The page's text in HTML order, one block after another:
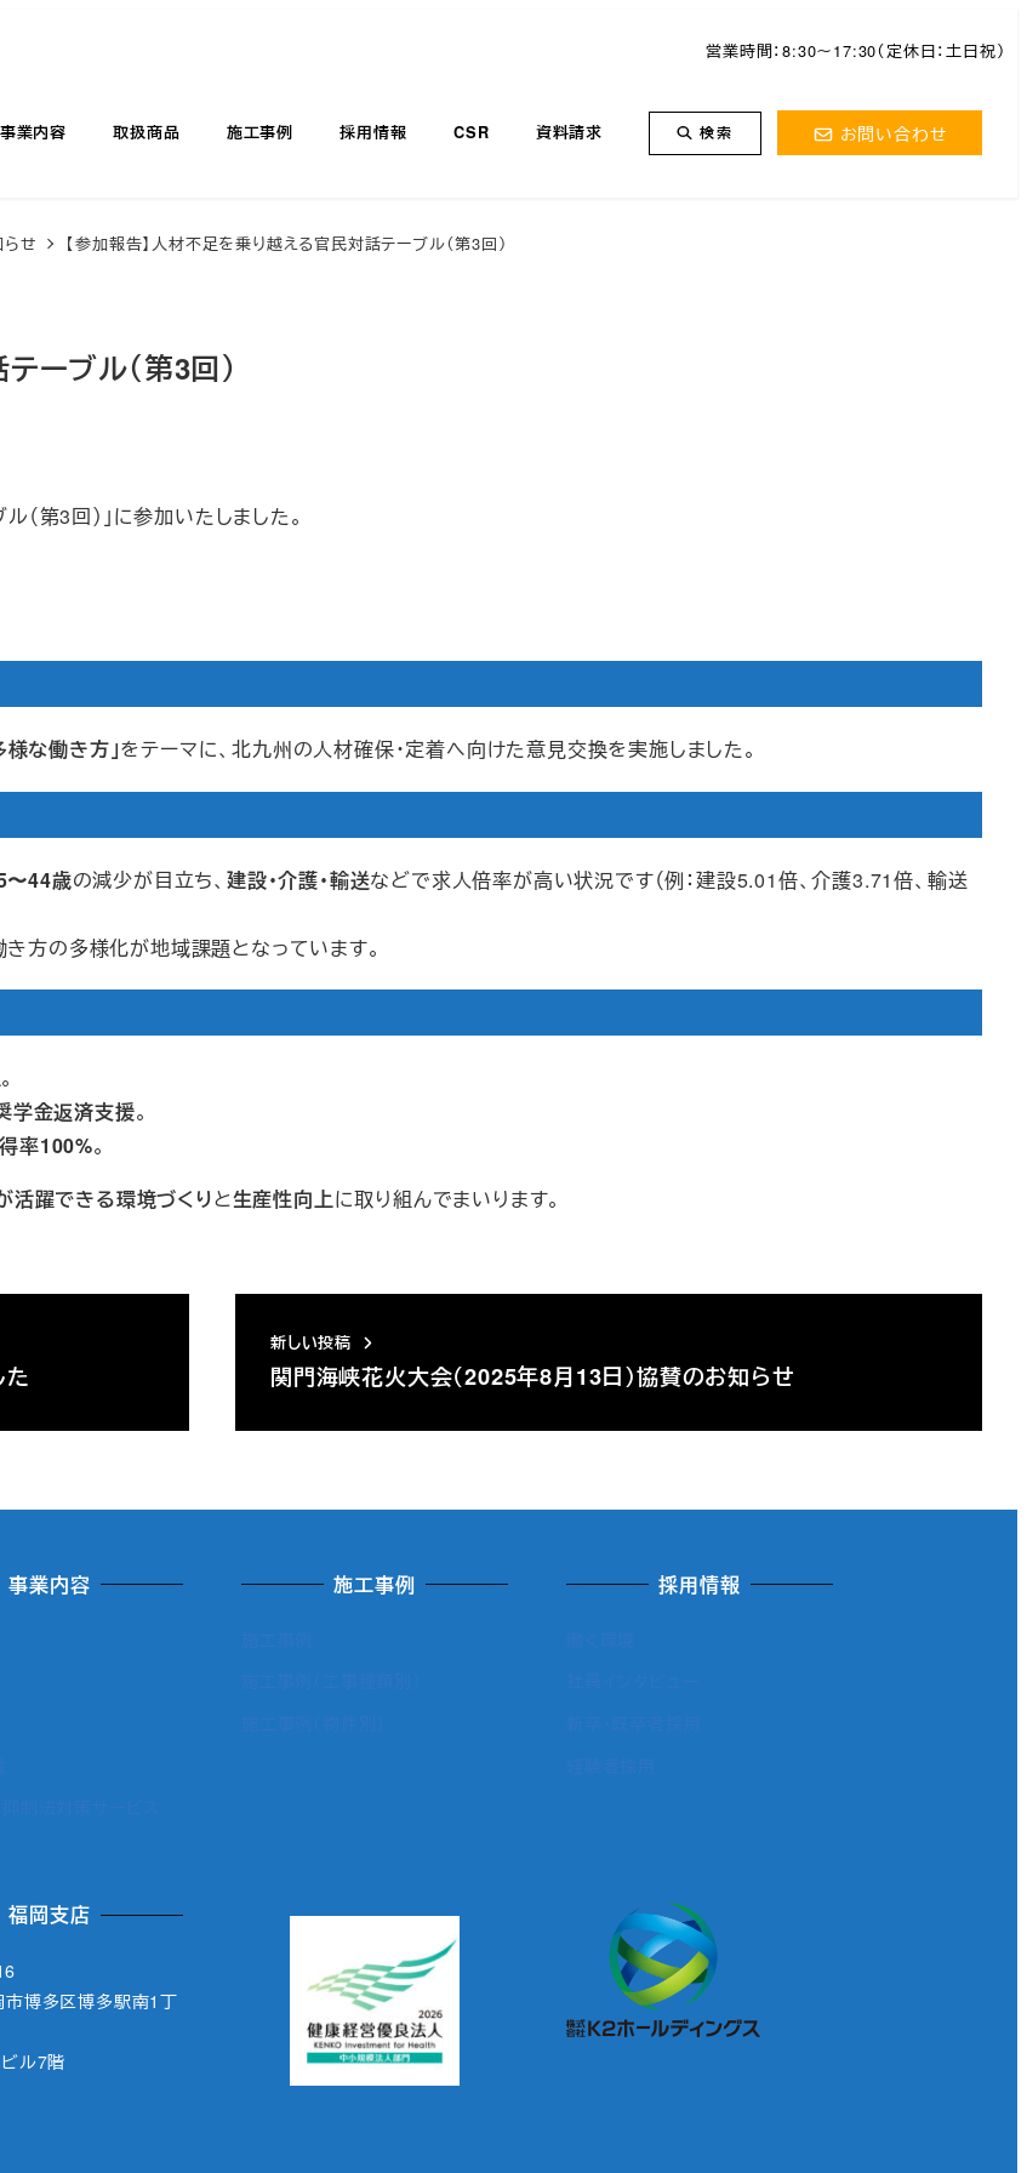
営業時間：8:30～17:30（定休日：土日祝）
事業内容 取扱商品 施工事例 採用情報 CSR 資料請求 検索 お問い合わせ
せ 【参加報告】人材不足を乗り越える官民対話テーブル（第3回）
ーブル（第3回）
第3回）」に参加いたしました。
様な働き方」をテーマに、北九州の人材確保・定着へ向けた意見交換を実施しました。
〜44歳の減少が目立ち、建設・介護・輸送などで求人倍率が高い状況です（例：建設5.01倍、介護3.71倍、輸送
方の多様化が地域課題となっています。
。
学金返済支援。
率100%。
活躍できる環境づくりと生産性向上に取り組んでまいります。
た
新しい投稿
関門海峡花火大会（2025年8月13日）協賛のお知らせ
事業内容 施工事例 採用情報
福岡支店
市博多区博多駅南1丁
ル7階